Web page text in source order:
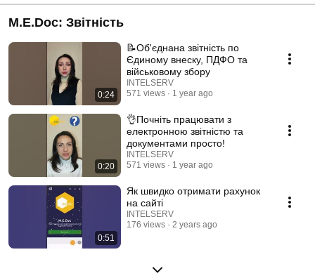
M.E.Doc: Звітність
0:24
📝Об'єднана звітність по
Єдиному внеску, ПДФО та
військовому збору
INTELSERV
571 views
1 year ago
0:20
👌Почніть працювати з
електронною звітністю та
документами просто!
INTELSERV
571 views
1 year ago
0:51
Як швидко отримати рахунок
на сайті
INTELSERV
176 views
2 years ago